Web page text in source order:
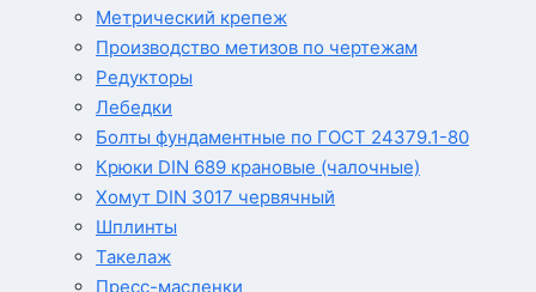
Метрический крепеж
Производство метизов по чертежам
Редукторы
Лебедки
Болты фундаментные по ГОСТ 24379.1-80
Крюки DIN 689 крановые (чалочные)
Хомут DIN 3017 червячный
Шплинты
Такелаж
Пресс-масленки